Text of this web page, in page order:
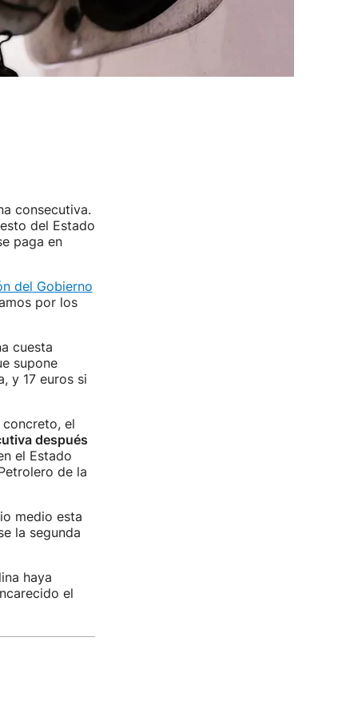
consecutiva.
del Estado
paga en
del Gobierno
por los
cuesta
supone
y 17 euros si
concreto, el
después
el Estado
de la
medio esta
la segunda
haya
el